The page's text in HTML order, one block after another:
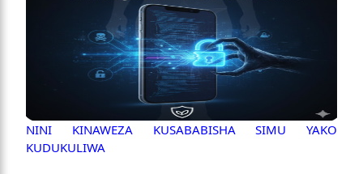
NINI KINAWEZA KUSABABISHA SIMU YAKO
KUDUKULIWA